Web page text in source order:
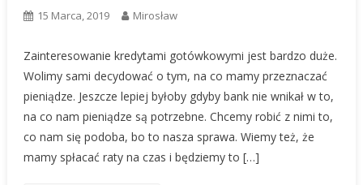
15 Marca, 2019 Mirosław
Zainteresowanie kredytami gotówkowymi jest bardzo duże.
Wolimy sami decydować o tym, na co mamy przeznaczać
pieniądze. Jeszcze lepiej byłoby gdyby bank nie wnikał w to,
na co nam pieniądze są potrzebne. Chcemy robić z nimi to,
co nam się podoba, bo to nasza sprawa. Wiemy też, że
mamy spłacać raty na czas i będziemy to […]